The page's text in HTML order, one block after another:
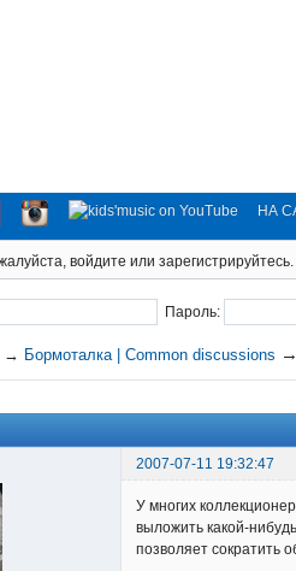
НА
войдите или зарегистрируйтесь.
Пароль:
→ Бормоталка | Common discussions →
2007-07-11 19:32:47
У многих
выложить какой-
позволяет сократить